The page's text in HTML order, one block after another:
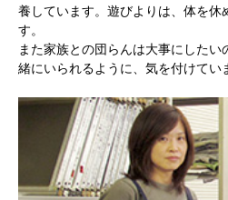
養しています。遊びよりは、体を休
す。
また家族との団らんは大事にした
緒にいられるように、気を付けてい